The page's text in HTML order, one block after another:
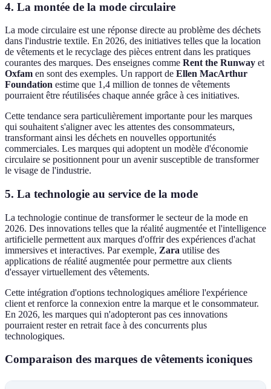
4. La montée de la mode circulaire
La mode circulaire est une réponse directe au problème des déchets
dans l'industrie textile. En 2026, des initiatives telles que la location
de vêtements et le recyclage des pièces entrent dans les pratiques
courantes des marques. Des enseignes comme Rent the Runway et
Oxfam en sont des exemples. Un rapport de Ellen MacArthur
Foundation estime que 1,4 million de tonnes de vêtements
pourraient être réutilisées chaque année grâce à ces initiatives.
Cette tendance sera particulièrement importante pour les marques
qui souhaitent s'aligner avec les attentes des consommateurs,
transformant ainsi les déchets en nouvelles opportunités
commerciales. Les marques qui adoptent un modèle d'économie
circulaire se positionnent pour un avenir susceptible de transformer
le visage de l'industrie.
5. La technologie au service de la mode
La technologie continue de transformer le secteur de la mode en
2026. Des innovations telles que la réalité augmentée et l'intelligence
artificielle permettent aux marques d'offrir des expériences d'achat
immersives et interactives. Par exemple, Zara utilise des
applications de réalité augmentée pour permettre aux clients
d'essayer virtuellement des vêtements.
Cette intégration d'options technologiques améliore l'expérience
client et renforce la connexion entre la marque et le consommateur.
En 2026, les marques qui n'adopteront pas ces innovations
pourraient rester en retrait face à des concurrents plus
technologiques.
Comparaison des marques de vêtements iconiques